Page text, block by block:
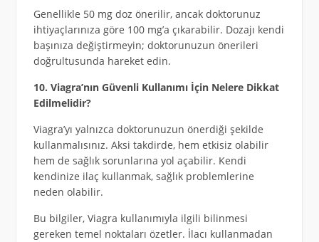
Genellikle 50 mg doz önerilir, ancak doktorunuz
ihtiyaçlarınıza göre 100 mg’a çıkarabilir. Dozajı kendi
başınıza değiştirmeyin; doktorunuzun önerileri
doğrultusunda hareket edin.
10. Viagra’nın Güvenli Kullanımı İçin Nelere Dikkat
Edilmelidir?
Viagra’yı yalnızca doktorunuzun önerdiği şekilde
kullanmalısınız. Aksi takdirde, hem etkisiz olabilir
hem de sağlık sorunlarına yol açabilir. Kendi
kendinize ilaç kullanmak, sağlık problemlerine
neden olabilir.
Bu bilgiler, Viagra kullanımıyla ilgili bilinmesi
gereken temel noktaları özetler. İlacı kullanmadan